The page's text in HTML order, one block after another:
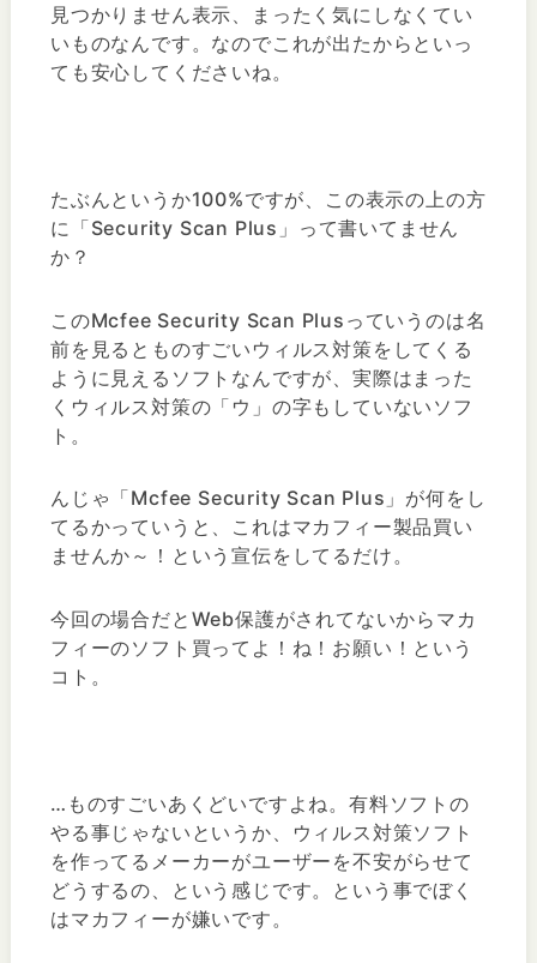
見つかりません表示、まったく気にしなくてい
いものなんです。なのでこれが出たからといっ
ても安心してくださいね。
たぶんというか100%ですが、この表示の上の方
に「Security Scan Plus」って書いてません
か？
このMcfee Security Scan Plusっていうのは名
前を見るとものすごいウィルス対策をしてくる
ように見えるソフトなんですが、実際はまった
くウィルス対策の「ウ」の字もしていないソフ
ト。
んじゃ「Mcfee Security Scan Plus」が何をし
てるかっていうと、これはマカフィー製品買い
ませんか～！という宣伝をしてるだけ。
今回の場合だとWeb保護がされてないからマカ
フィーのソフト買ってよ！ね！お願い！という
コト。
…ものすごいあくどいですよね。有料ソフトの
やる事じゃないというか、ウィルス対策ソフト
を作ってるメーカーがユーザーを不安がらせて
どうするの、という感じです。という事でぼく
はマカフィーが嫌いです。